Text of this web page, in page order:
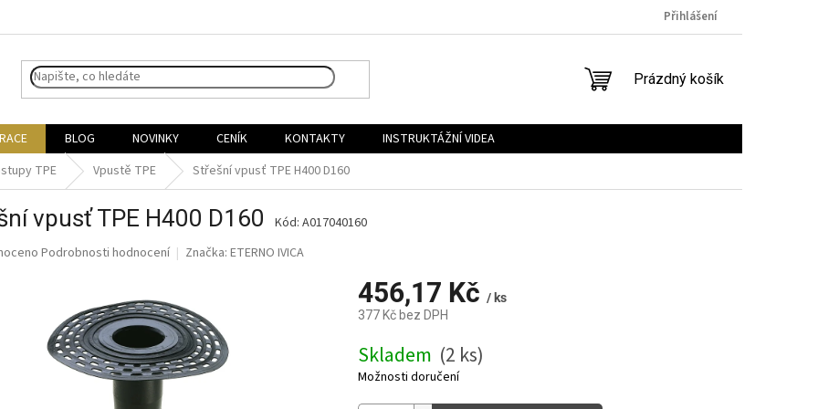
Přihlášení
NÁKUPNÍ
Prázdný košík
BLOG NOVINKY CENÍK KONTAKTY
INSTRUKTÁŽNÍ VIDEA
TPE Vpustě TPE Střešní vpusť TPE H400 D160
vpusť TPE H400 D160 Kód: A017040160
Podrobnosti hodnocení Značka: ETERNO IVICA
456,17 Kč / ks
377 Kč bez DPH
cena:
Skladem (2 ks)
Možnosti doručení